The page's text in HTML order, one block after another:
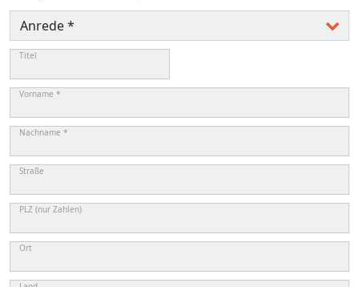
Titel
Vorname *
Nachname *
Straße
PLZ (nur Zahlen)
Ort